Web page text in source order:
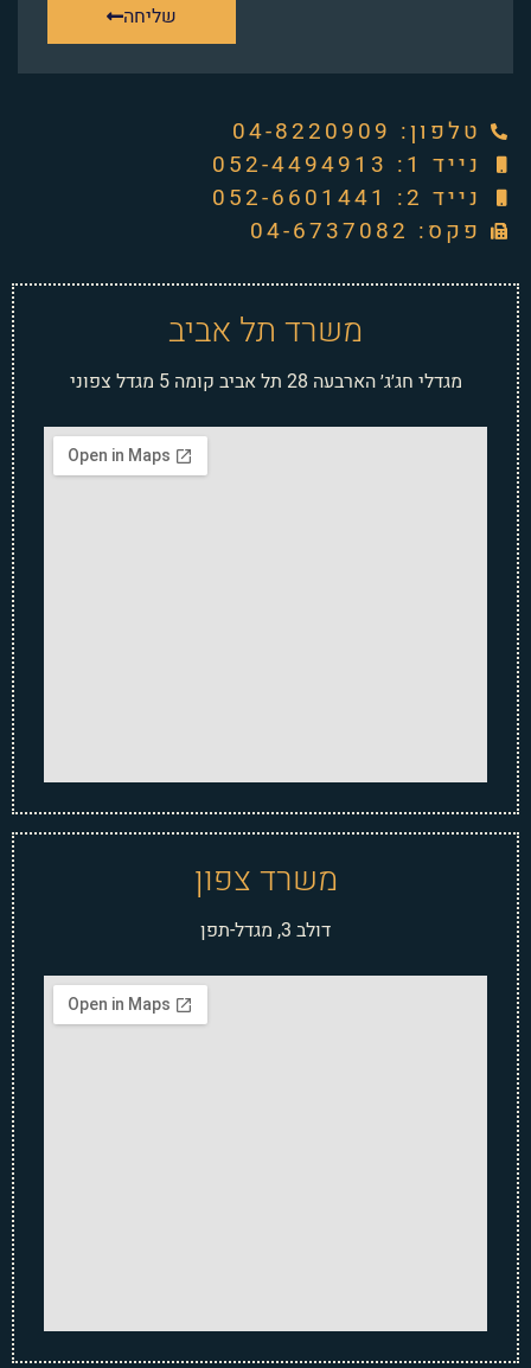
שליחה
טלפון: ‭04-8220909‬
נייד 1: 052-4494913
נייד 2: 052-6601441
פקס: 04-6737082
משרד תל אביב
מגדלי חג׳ג׳ הארבעה 28 תל אביב קומה 5 מגדל צפוני
משרד צפון
דולב 3, מגדל-תפן